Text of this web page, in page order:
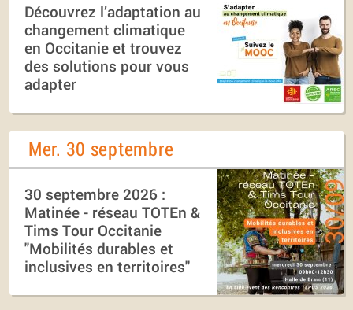
Découvrez l’adaptation au
changement climatique
en Occitanie et trouvez
des solutions pour vous
adapter
Mer. 30 septembre
30 septembre 2026 :
Matinée - réseau TOTEn &
Tims Tour Occitanie
"Mobilités durables et
inclusives en territoires"